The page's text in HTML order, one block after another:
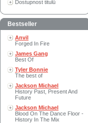
Dostupnost titulů
Bestseller
Anvil
Forged In Fire
James Gang
Best Of
Tyler Bonnie
The best of
Jackson Michael
History Past, Present And
Future
Jackson Michael
Blood On The Dance Floor -
History In The Mix